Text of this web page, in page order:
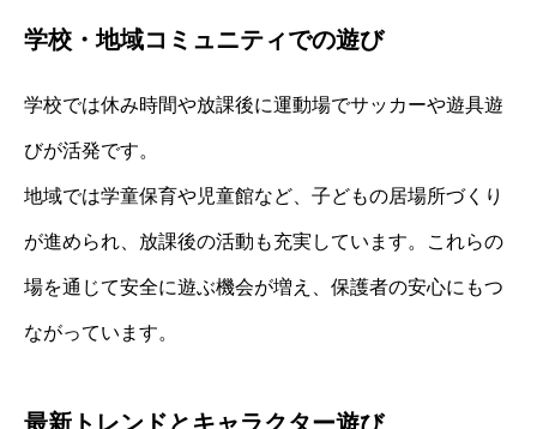
学校・地域コミュニティでの遊び
学校では休み時間や放課後に運動場でサッカーや遊具遊
びが活発です。
地域では学童保育や児童館など、子どもの居場所づくり
が進められ、放課後の活動も充実しています。これらの
場を通じて安全に遊ぶ機会が増え、保護者の安心にもつ
ながっています。
最新トレンドとキャラクター遊び